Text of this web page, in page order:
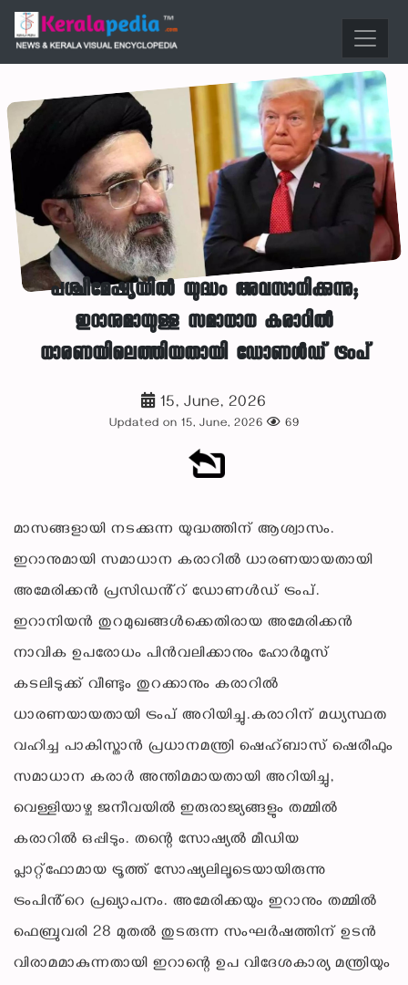
പശ്ചിമേഷ്യയിൽ യുദ്ധം അവസാനിക്കുന്നു;
ഇറാനുമായുള്ള സമാധാന കരാറിൽ
ധാരണയിലെത്തിയതായി ഡോണൾഡ് ട്രംപ്
15, June, 2026
Updated on 15, June, 2026 69
മാസങ്ങളായി നടക്കുന്ന യുദ്ധത്തിന് ആശ്വാസം.
ഇറാനുമായി സമാധാന കരാറിൽ ധാരണയായതായി
അമേരിക്കൻ പ്രസിഡൻ്റ് ഡോണൾഡ് ട്രംപ്.
ഇറാനിയൻ തുറമുഖങ്ങൾക്കെതിരായ അമേരിക്കൻ
നാവിക ഉപരോധം പിൻവലിക്കാനും ഹോർമൂസ്
കടലിടുക്ക് വീണ്ടും തുറക്കാനും കരാറിൽ
ധാരണയായതായി ട്രംപ് അറിയിച്ചു.കരാറിന് മധ്യസ്ഥത
വഹിച്ച പാകിസ്താൻ പ്രധാനമന്ത്രി ഷെഹ്ബാസ് ഷെരീഫും
സമാധാന കരാർ അന്തിമമായതായി അറിയിച്ചു,
വെള്ളിയാഴ്ച ജനീവയിൽ ഇരുരാജ്യങ്ങളും തമ്മിൽ
കരാറിൽ ഒപ്പിടും. തന്റെ സോഷ്യൽ മീഡിയ
പ്ലാറ്റ്ഫോമായ ട്രൂത്ത് സോഷ്യലിലൂടെയായിരുന്നു
ട്രംപിൻ്റെ പ്രഖ്യാപനം. അമേരിക്കയും ഇറാനും തമ്മിൽ
ഫെബ്രുവരി 28 മുതൽ തുടരുന്ന സംഘർഷത്തിന് ഉടൻ
വിരാമമാകുന്നതായി ഇറാന്റെ ഉപ വിദേശകാര്യ മന്ത്രിയും